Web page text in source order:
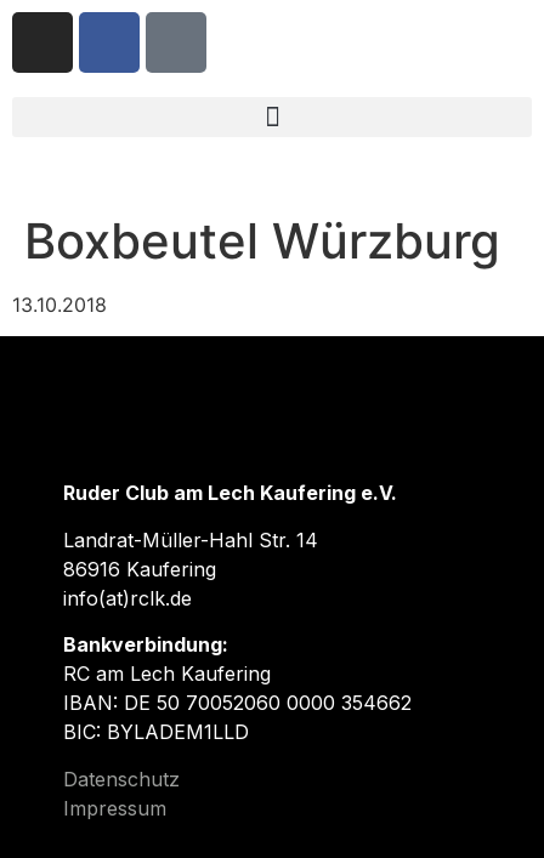
Boxbeutel Würzburg
13.10.2018
Ruder Club am Lech Kaufering e.V.
Landrat-Müller-Hahl Str. 14
86916 Kaufering
info(at)rclk.de
Bankverbindung:
RC am Lech Kaufering
IBAN: DE 50 70052060 0000 354662
BIC: BYLADEM1LLD
Datenschutz
Impressum